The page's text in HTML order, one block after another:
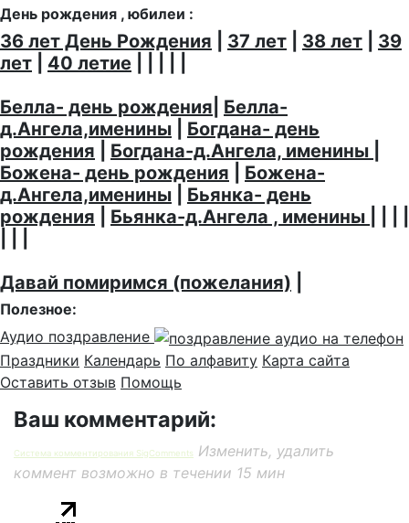
День рождения , юбилеи :
36 лет День Рождения 37 лет 38 лет
39
лет
40 летие
Белла- день рождения Белла-
д.Ангела,именины
Богдана- день
рождения
Богдана-д.Ангела, именины
Божена- день рождения
Божена-
д.Ангела,именины
Бьянка- день
рождения
Бьянка-д.Ангела , именины
Давай помиримся (пожелания)
Полезное:
Аудио поздравление
Праздники Календарь По алфавиту Карта сайта
Оставить отзыв Помощь
Ваш комментарий:
Система комментирования SigComments
Изменить, удалить
коммент возможно в течении 15 мин